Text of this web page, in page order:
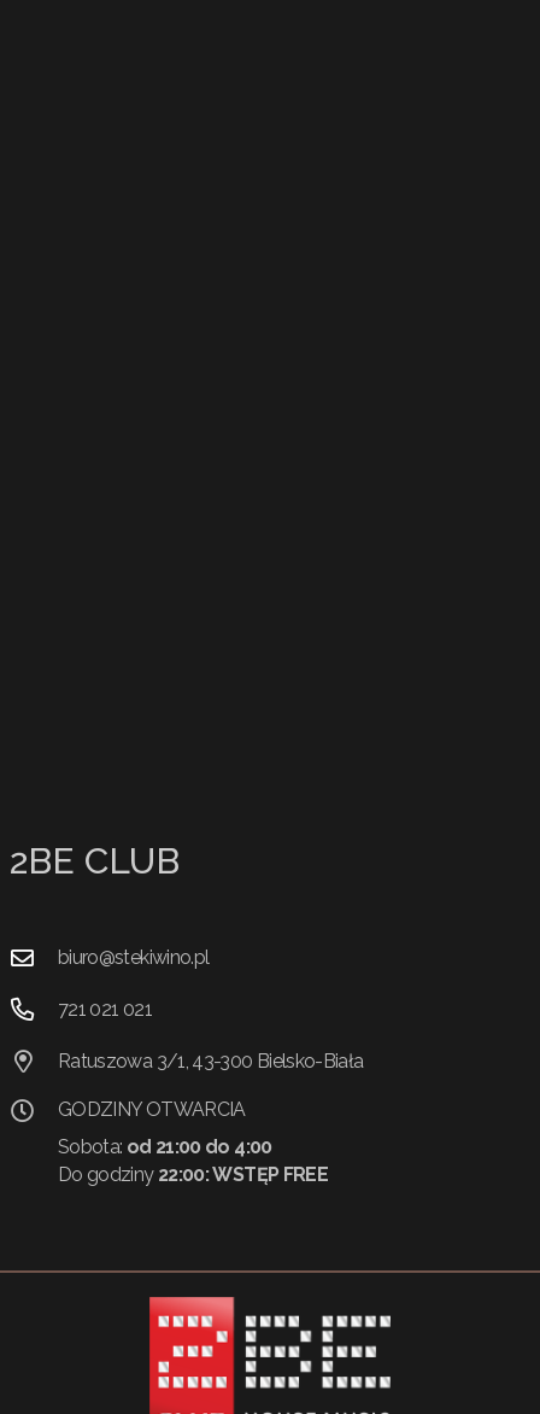
2BE CLUB
biuro@stekiwino.pl
721 021 021
Ratuszowa 3/1, 43-300 Bielsko-Biała
GODZINY OTWARCIA
Sobota: od 21:00 do 4:00
Do godziny 22:00:WSTĘP FREE